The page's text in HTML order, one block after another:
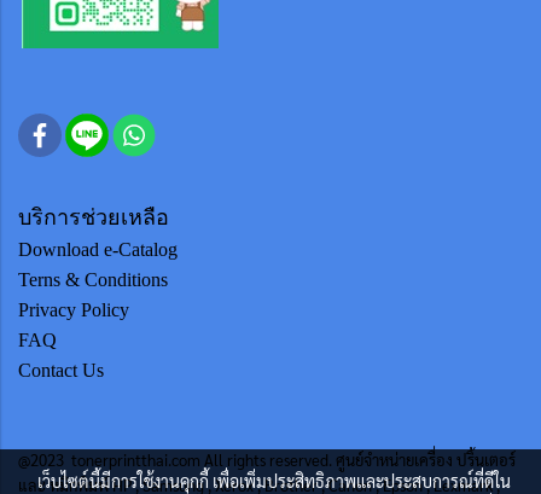
บริการช่วยเหลือ
Download e-Catalog
Terns & Conditions
Privacy Policy
FAQ
Contact Us
@2023 tonerprintthai.com All rights reserved. ศูนย์จำหน่ายเครื่อง ปริ้นเตอร์
และ หมึกพิมพ์ HP , Samsung , Xerox , Brother , Canon , Epson , Lexmark ,
เว็บไซต์นี้มีการใช้งานคุกกี้ เพื่อเพิ่มประสิทธิภาพและประสบการณ์ที่ดีใน